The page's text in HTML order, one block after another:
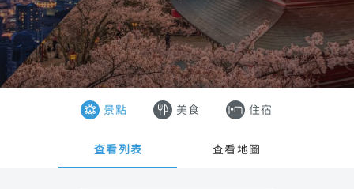
香港
澳門
東京
大阪
沖繩
景點 美食 住宿
查看列表 查看地圖